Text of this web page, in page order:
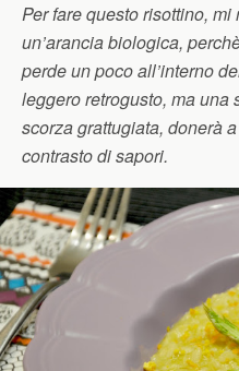
Per fare questo risottino,
un’arancia biologica,
perde un poco all’interno
leggero retrogusto, ma
scorza grattugiata, donerà
contrasto di sapori.